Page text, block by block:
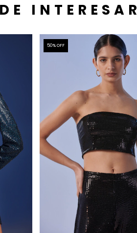
INTERESAR
50% OFF